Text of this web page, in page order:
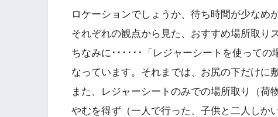
ロケーションでしょうか、待ち時間が少なめ
それぞれの観点から見た、おすすめ場所取り
ちなみに･･････「レジャーシートを使って
なっています。それまでは、お尻の下だけに
また、レジャーシートのみでの場所取り（荷
やむを得ず（一人で行った、子供と二人しか